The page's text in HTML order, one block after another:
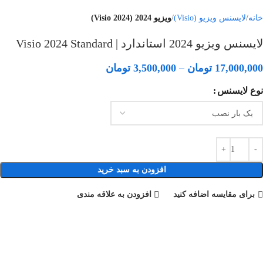
خانه لایسنس ویزیو (Visio) ویزیو 2024 (Visio 2024)
لایسنس ویزیو 2024 استاندارد | Visio 2024 Standard
17,000,000 تومان –
3,500,000 تومان
نوع لایسنس
افزودن به سبد خرید
برای مقایسه اضافه کنید افزودن به علاقه مندی